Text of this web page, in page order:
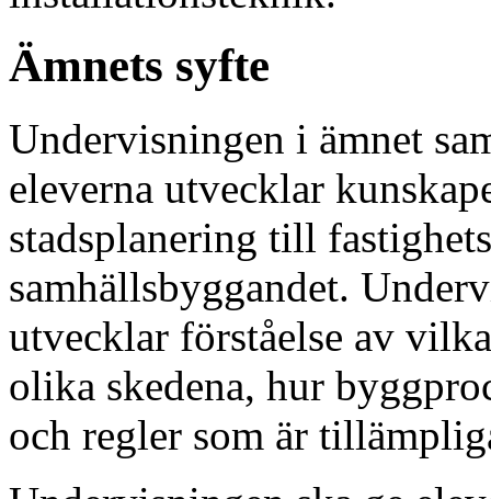
Ämnets syfte
Undervisningen i ämnet
eleverna utvecklar
stadsplanering till
samhällsbyggandet.
utvecklar förståelse av
olika skedena, hur
och regler som är